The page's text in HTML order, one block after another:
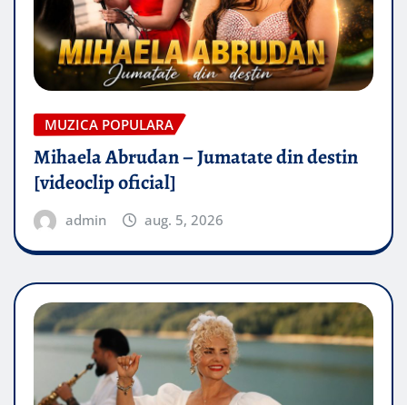
MUZICA POPULARA
Mihaela Abrudan – Jumatate din destin
[videoclip oficial]
admin aug. 5, 2026